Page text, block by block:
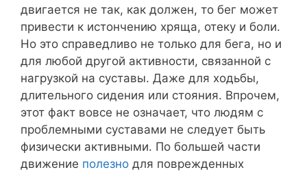
двигается не так, как должен, то бег может
привести к истончению хряща, отеку и боли.
Но это справедливо не только для бега, но и
для любой другой активности, связанной с
нагрузкой на суставы. Даже для ходьбы,
длительного сидения или стояния. Впрочем,
этот факт вовсе не означает, что людям с
проблемными суставами не следует быть
физически активными. По большей части
движение полезно для поврежденных